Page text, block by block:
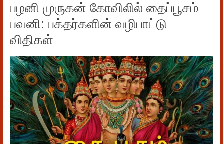
பழனி முருகன் கோவிலில் தைப்பூசம்
பவனி: பக்தர்களின் வழிபாட்டு
விதிகள்